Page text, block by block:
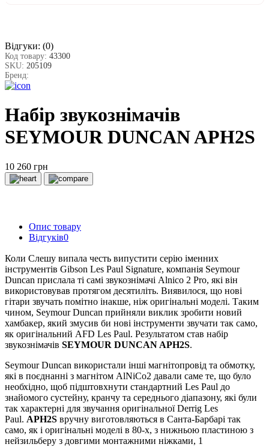
Відгуки: (0)
Код товару: 43300
SKU: 205109
Бренд:
Набір звукознімачів
SEYMOUR DUNCAN APH2S
10 260 грн
Опис товару
Відгуків0
Коли Слешу випала честь випустити серію іменних
інструментів Gibson Les Paul Signature, компанія Seymour
Duncan прислала ті самі звукознімачі Alnico 2 Pro, які він
використовував протягом десятиліть. Виявилося, що нові
гітари звучать помітно інакше, ніж оригінальні моделі. Таким
чином, Seymour Duncan прийняли виклик зробити новий
хамбакер, який змусив би нові інструменти звучати так само,
як оригінальний AFD Les Paul. Результатом став набір
звукознімачів SEYMOUR DUNCAN APH2S.
Seymour Duncan використали інші магнітопровід та обмотку,
які в поєднанні з магнітом AlNiCo2 давали саме те, що було
необхідно, щоб підштовхнути стандартний Les Paul до
знайомого сустейну, кранчу та середнього діапазону, які були
так характерні для звучання оригінальної Derrig Les
Paul. APH2S вручну виготовляються в Санта-Барбарі так
само, як і оригінальні моделі в 80-х, з нижньою пластиною з
нейзильберу з довгими монтажними ніжками, 1